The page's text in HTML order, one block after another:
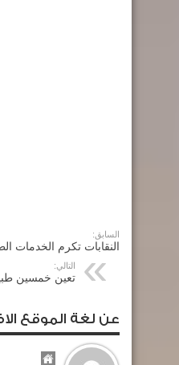
السابق:
النقابات تكرم الخدمات
التالي:
تعين خمسين
عن لغة الموقع